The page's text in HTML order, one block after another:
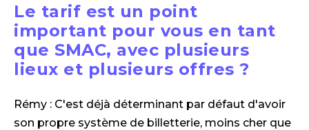
Le tarif est un point
important pour vous en tant
que SMAC, avec plusieurs
lieux et plusieurs offres ?
Rémy : C'est déjà déterminant par défaut d'avoir
son propre système de billetterie, moins cher que